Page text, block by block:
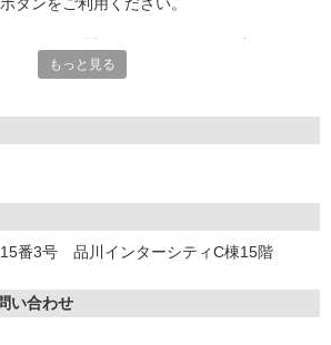
デムを見た」と伝えるとスムーズです。
もっと見る
番3号 品川インターシティC棟15階
い合わせ